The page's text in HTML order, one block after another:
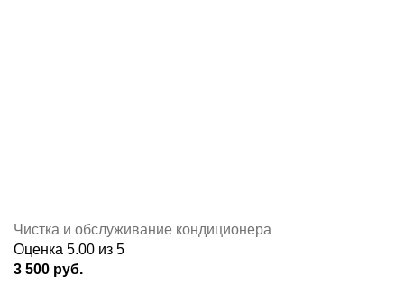
Чистка и обслуживание кондиционера
Оценка 5.00 из 5
3 500 руб.